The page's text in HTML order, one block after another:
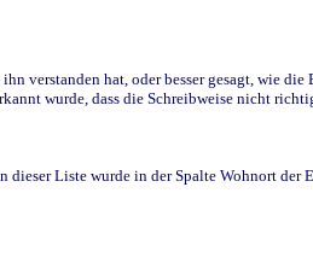
hat, oder besser gesagt, wie die
wurde, dass die Schreibweise nicht
Liste wurde in der Spalte Wohnort der